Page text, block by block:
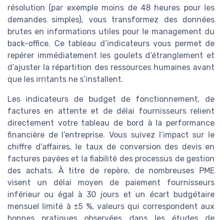
résolution (par exemple moins de 48 heures pour les
demandes simples), vous transformez des données
brutes en informations utiles pour le management du
back-office. Ce tableau d’indicateurs vous permet de
repérer immédiatement les goulets d’étranglement et
d’ajuster la répartition des ressources humaines avant
que les irritants ne s’installent.
Les indicateurs de budget de fonctionnement, de
factures en attente et de délai fournisseurs relient
directement votre tableau de bord à la performance
financière de l’entreprise. Vous suivez l’impact sur le
chiffre d’affaires, le taux de conversion des devis en
factures payées et la fiabilité des processus de gestion
des achats. À titre de repère, de nombreuses PME
visent un délai moyen de paiement fournisseurs
inférieur ou égal à 30 jours et un écart budgétaire
mensuel limité à ±5 %, valeurs qui correspondent aux